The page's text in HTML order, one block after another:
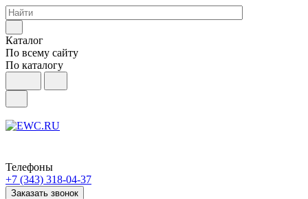
Каталог
По всему сайту
По каталогу
Телефоны
+7 (343) 318-04-37
Заказать звонок